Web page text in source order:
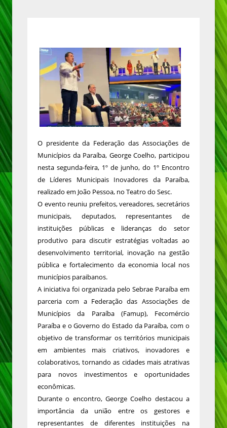
O presidente da Federação das Associações de
Municípios da Paraíba, George Coelho, participou
nesta segunda-feira, 1º de junho, do 1º Encontro
de Líderes Municipais Inovadores da Paraíba,
realizado em João Pessoa, no Teatro do Sesc.
O evento reuniu prefeitos, vereadores, secretários
municipais, deputados, representantes de
instituições públicas e lideranças do setor
produtivo para discutir estratégias voltadas ao
desenvolvimento territorial, inovação na gestão
pública e fortalecimento da economia local nos
municípios paraibanos.
A iniciativa foi organizada pelo Sebrae Paraíba em
parceria com a Federação das Associações de
Municípios da Paraíba (Famup), Fecomércio
Paraíba e o Governo do Estado da Paraíba, com o
objetivo de transformar os territórios municipais
em ambientes mais criativos, inovadores e
colaborativos, tornando as cidades mais atrativas
para novos investimentos e oportunidades
econômicas.
Durante o encontro, George Coelho destacou a
importância da união entre os gestores e
representantes de diferentes instituições na